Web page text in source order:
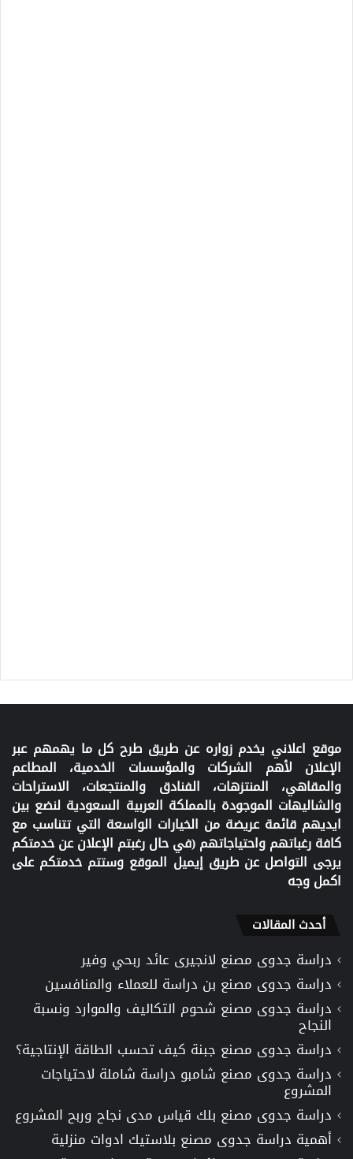
موقع اعلاني يخدم زواره عن طريق طرح كل ما يهمهم عبر
الإعلان لأهم الشركات والمؤسسات الخدمية، المطاعم
والمقاهي، المنتزهات، الفنادق والمنتجعات، الاستراحات
والشاليهات الموجودة بالمملكة العربية السعودية لنضع بين
ايديهم قائمة عريضة من الخيارات الواسعة التي تتناسب مع
كافة رغباتهم واحتياجاتهم (في حال رغبتم الإعلان عن خدمتكم
يرجى التواصل عن طريق إيميل الموقع وستتم خدمتكم على
اكمل وجه
أحدث المقالات
دراسة جدوى مصنع لانجيرى عائد ربحي وفير
دراسة جدوى مصنع بن دراسة للعملاء والمنافسين
دراسة جدوى مصنع شحوم التكاليف والموارد ونسبة
النجاح
دراسة جدوى مصنع جبنة كيف تحسب الطاقة الإنتاجية؟
دراسة جدوى مصنع شامبو دراسة شاملة لاحتياجات
المشروع
دراسة جدوى مصنع بلك قياس مدى نجاح وربح المشروع
أهمية دراسة جدوى مصنع بلاستيك ادوات منزلية